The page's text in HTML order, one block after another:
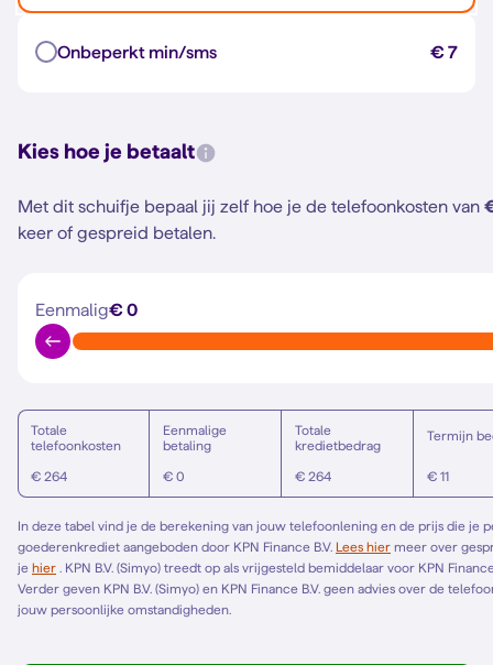
Onbeperkt min/sms € 7
Kies hoe je betaalt
Met dit schuifje bepaal jij zelf hoe je de telefoonkosten van
keer of gespreid betalen.
Eenmalig€ 0
Totale
telefoonkosten
€ 264
Eenmalige
betaling
€ 0
Totale
kredietbedrag
€ 264
Termijn
€ 11
In deze tabel vind je de berekening van jouw telefoonlening en de prijs die je
goederenkrediet aangeboden door KPN Finance B.V. Lees hier
je hier
Verder geven KPN B.V. (Simyo) en KPN Finance B.V. geen advies over de
jouw persoonlijke omstandigheden.